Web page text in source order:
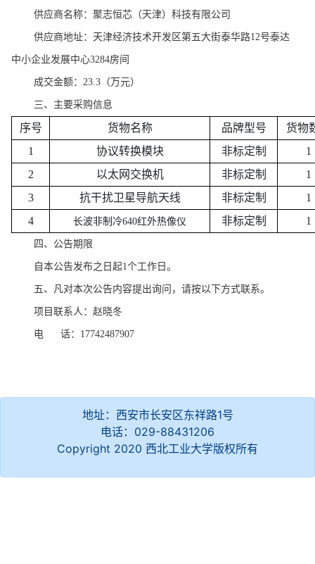
供应商名称： 聚志恒芯（天津）科技有限公司
供应商地址： 天津经济技术开发区第五大街泰华路12号泰达
中小企业发展中心3284房间
成交金额： 23.3 （万元）
三、主要采购信息
序号 货物名称 品牌型号
货物
1
协议转换模块 非标定制
1
2
以太网交换机 非标定制
1
3
抗干扰卫星导航天线 非标定制
1
4
长波非制冷640红外热像仪 非标定制 1
四、公告期限
自本公告发布之日起1个工作日。
五、凡对本次公告内容提出询问，请按以下方式联系。
项目联系人： 赵晓冬
电 话： 17742487907
地址：西安市长安区东祥路1号
电话：029-88431206
Copyright 2020 西北工业大学版权所有